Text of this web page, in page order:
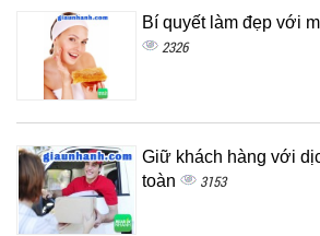
Bí quyết làm đẹp với
2326
Giữ khách hàng với
toàn
3153